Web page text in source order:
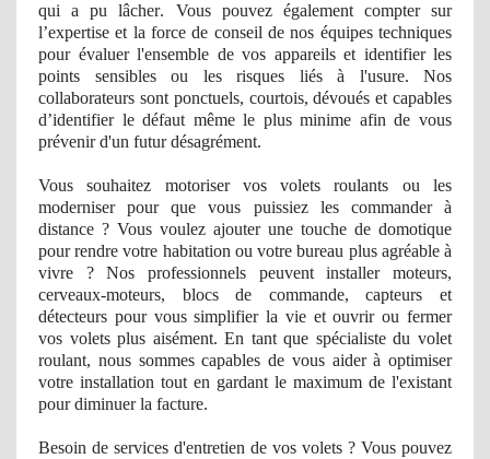
qui a pu lâcher. Vous pouvez également compter sur
l’expertise et la force de conseilde nos équipes techniques
pour évaluer l'ensemble de vos appareils et identifier les
points sensibles ou les risques liés à l'usure. Nos
collaborateurs sont ponctuels, courtois, dévoués et capables
d’identifier le défaut même le plus minime afin de vous
prévenir d'un futur désagrément.
Vous souhaitez motoriser vos volets roulants ou les
moderniser pour que vous puissiez les commander à
distance ? Vous voulez ajouter une touche de domotique
pour rendre votre habitation ou votre bureau plus agréableà
vivre ? Nos professionnels peuvent installer moteurs,
cerveaux-moteurs, blocs de commande, capteurs et
détecteurs pour vous simplifier la vie et ouvrir ou fermer
vos volets plus aisément. En tantque spécialiste du volet
roulant, nous sommes capables de vous aider à optimiser
votre installation tout en gardant le maximum de l'existant
pour diminuer la facture.
Besoin de services d'entretien de vos volets ? Vous pouvez